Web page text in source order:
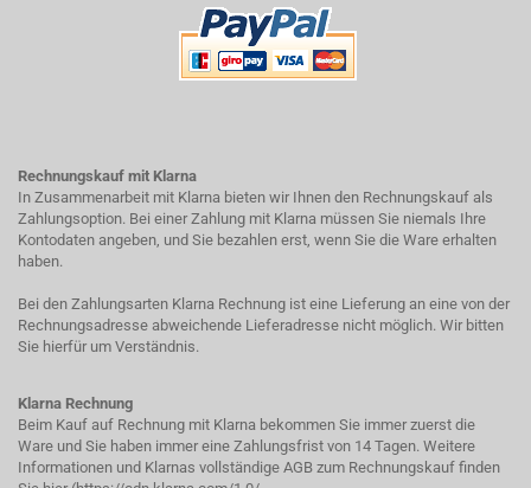
Rechnungskauf mit Klarna
In Zusammenarbeit mit Klarna bieten wir Ihnen den Rechnungskauf als
Zahlungsoption. Bei einer Zahlung mit Klarna müssen Sie niemals Ihre
Kontodaten angeben, und Sie bezahlen erst, wenn Sie die Ware erhalten
haben.
Bei den Zahlungsarten Klarna Rechnung ist eine Lieferung an eine von der
Rechnungsadresse abweichende Lieferadresse nicht möglich. Wir bitten
Sie hierfür um Verständnis.
Klarna Rechnung
Beim Kauf auf Rechnung mit Klarna bekommen Sie immer zuerst die
Ware und Sie haben immer eine Zahlungsfrist von 14 Tagen. Weitere
Informationen und Klarnas vollständige AGB zum Rechnungskauf finden